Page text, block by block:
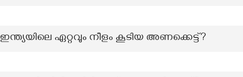
ഇന്ത്യയിലെ ഏറ്റവും നീളം കൂടിയ അണക്കെട്ട്?